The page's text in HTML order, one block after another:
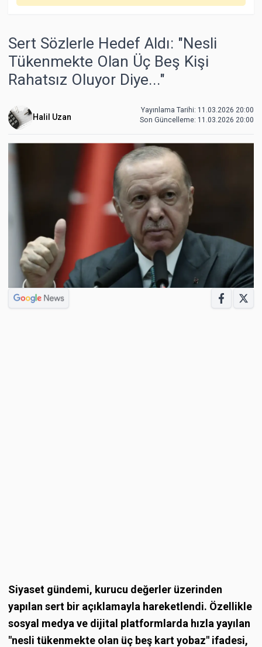
Sert Sözlerle Hedef Aldı: "Nesli
Tükenmekte Olan Üç Beş Kişi
Rahatsız Oluyor Diye..."
Halil Uzan
Yayınlama Tarihi: 11.03.2026 20:00
Son Güncelleme: 11.03.2026 20:00
Siyaset gündemi, kurucu değerler üzerinden
yapılan sert bir açıklamayla hareketlendi. Özellikle
sosyal medya ve dijital platformlarda hızla yayılan
"nesli tükenmekte olan üç beş kart yobaz" ifadesi,